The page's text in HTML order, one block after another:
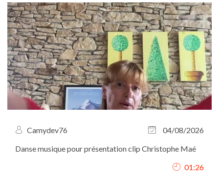
Camydev76
04/08/2026
Danse musique pour présentation clip Christophe Maé
01:26